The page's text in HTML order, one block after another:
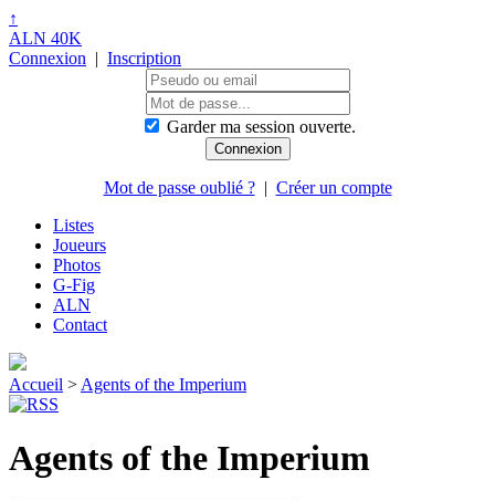
↑
ALN 40K
Connexion | Inscription
Garder ma session ouverte.
Mot de passe oublié ?| Créer un compte
Listes
Joueurs
Photos
G-Fig
ALN
Contact
Accueil > Agents of the Imperium
Agents of the Imperium